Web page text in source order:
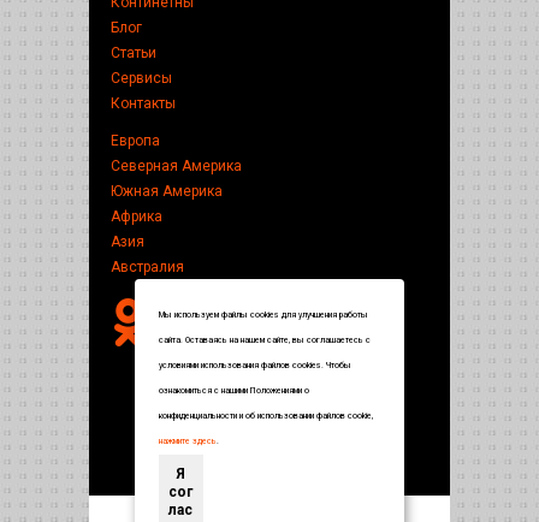
Блог
Статьи
Сервисы
Контакты
Европа
Северная Америка
Южная Америка
Африка
Азия
Австралия
Мы используем файлы cookies для улучшения работы
сайта. Оставаясь на нашем сайте, вы соглашаетесь с
условиями использования файлов cookies. Чтобы
ознакомиться с нашими Положениями о
конфиденциальности и об использовании файлов cookie,
нажмите здесь.
Я
сог
лас